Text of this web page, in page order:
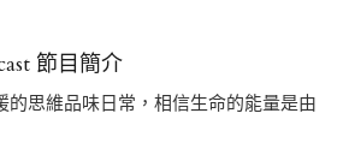
節目簡介
的思維品味日常，相信生命的能量是由